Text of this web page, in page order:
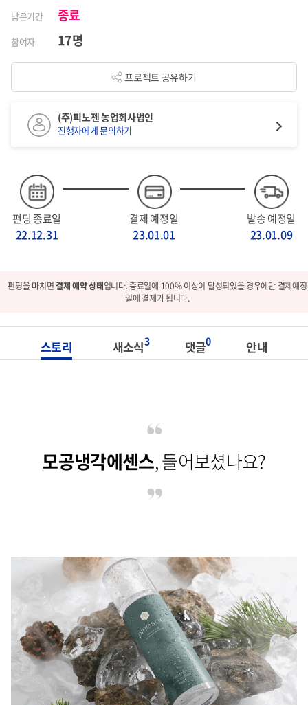
남은기간
종료
참여자 17명
프로젝트 공유하기
펀딩 종료일
22.12.31
결제 예정일
23.01.01
발송 예정일
23.01.09
(주)피노젠 농업회사법인
진행자에게 문의하기
펀딩을 마치면결제 예약 상태입니다. 종료일에 100% 이상이 달성되었을 경우에만 결제예정
일에 결제가 됩니다.
스토리 새소식3 댓글0 안내
모공냉각에센스, 들어보셨나요?